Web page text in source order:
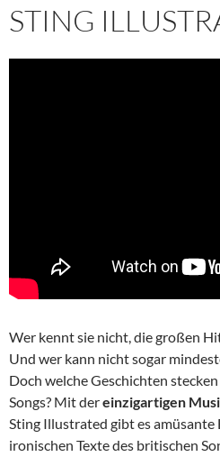
STING
Wer kennt sie nicht, die großen
Und wer kann nicht sogar
Doch welche Geschichten
Songs? Mit dereinzigartigen
Sting Illustrated gibt es
ironischen Texte des britischen